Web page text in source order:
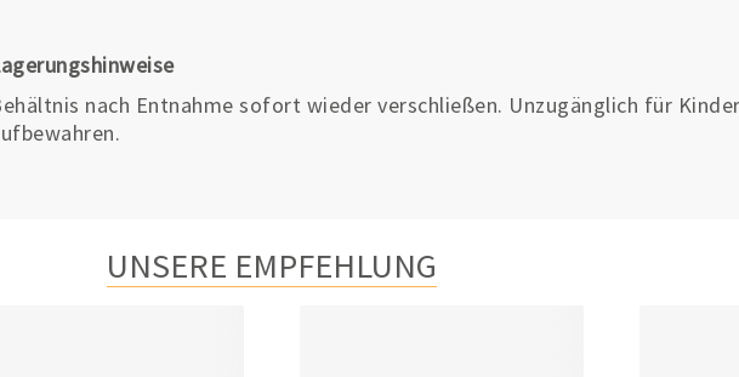
nach Entnahme sofort wieder verschließen. Unzugänglich für
UNSERE EMPFEHLUNG